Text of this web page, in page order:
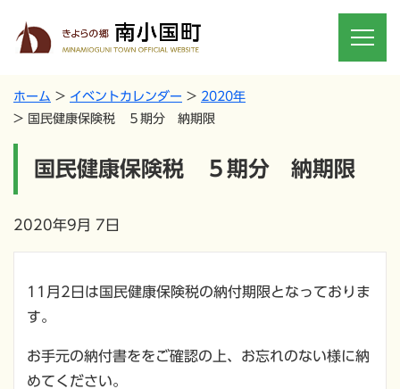
ホーム イベントカレンダー
2020年
国民健康保険税 ５期分 納期限
国民健康保険税 ５期分 納期限
2020年9月 7日
11月2日は国民健康保険税の納付期限となっておりま
す。
お手元の納付書ををご確認の上、お忘れのない様に納
めてください。